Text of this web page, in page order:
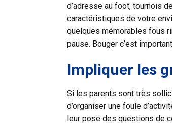
d’adresse au foot, tournois
caractéristiques de votre
quelques mémorables fous
pause. Bouger c’est
Impliquer les
Si les parents sont très
d’organiser une foule
leur pose des questions de